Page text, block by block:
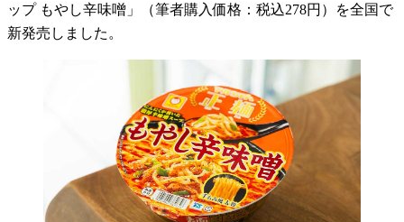
ップ もやし辛味噌」（筆者購入価格：税込278円）を全国で
新発売しました。